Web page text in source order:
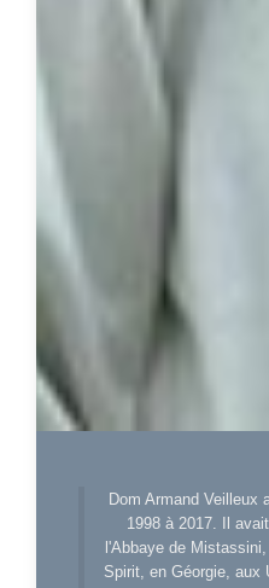
Dom Armand Veilleux
1998 à 2017. Il
l'Abbaye de
Spirit, en Géorgie,